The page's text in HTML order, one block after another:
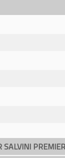
PREMIER